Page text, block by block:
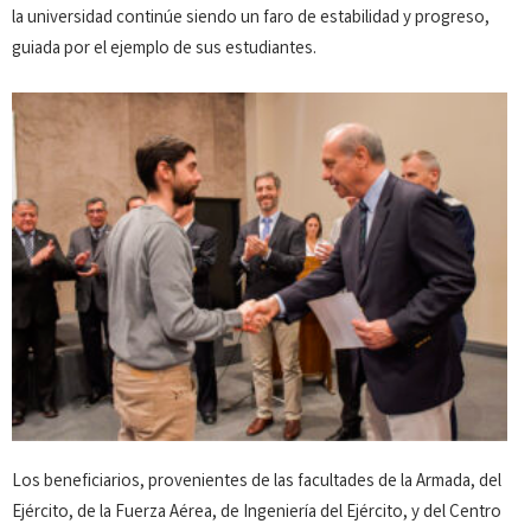
la universidad continúe siendo un faro de estabilidad y progreso,
guiada por el ejemplo de sus estudiantes.
Los beneficiarios, provenientes de las facultades de la Armada, del
Ejército, de la Fuerza Aérea, de Ingeniería del Ejército, y del Centro